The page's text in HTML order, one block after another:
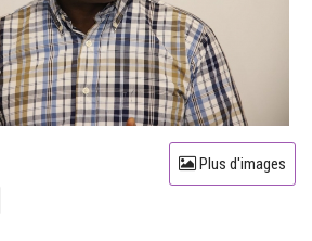
Plus d'images